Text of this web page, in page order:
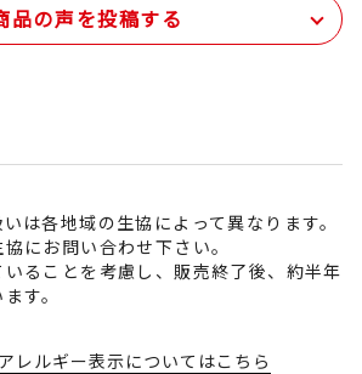
品の声を投稿する
は各地域の生協によって異なります。
にお問い合わせ下さい。
ることを考慮し、販売終了後、約半年
す。
レルギー表示についてはこちら